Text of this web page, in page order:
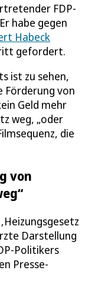
FDP-
habe gegen
Habeck
gefordert.
ist zu sehen,
Förderung von
Geld mehr
weg, „oder
die
von
Darstellung
Politikers
Presse-